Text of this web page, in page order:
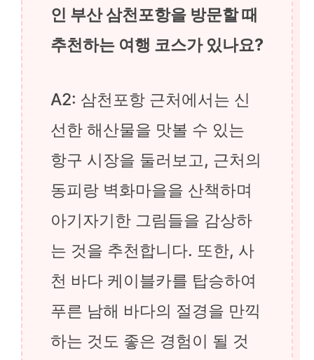
인 부산 삼천포항을 방문할 때
추천하는 여행 코스가 있나요?
A2: 삼천포항 근처에서는 신
선한 해산물을 맛볼 수 있는
항구 시장을 둘러보고, 근처의
동피랑 벽화마을을 산책하며
아기자기한 그림들을 감상하
는 것을 추천합니다. 또한, 사
천 바다 케이블카를 탑승하여
푸른 남해 바다의 절경을 만끽
하는 것도 좋은 경험이 될 것